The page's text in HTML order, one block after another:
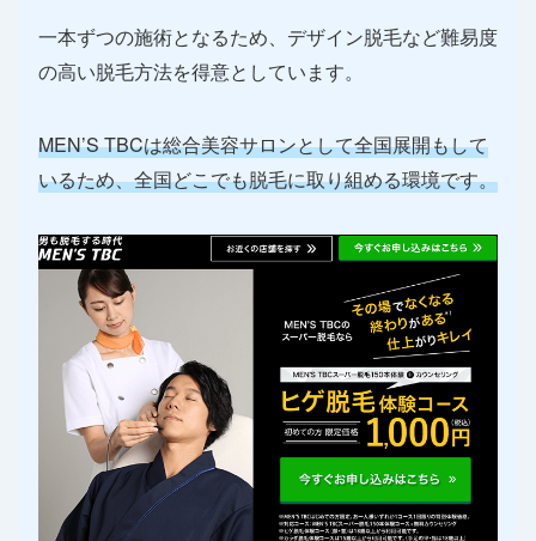
一本ずつの施術となるため、デザイン脱毛など難易度
の高い脱毛方法を得意としています。
MEN’S TBCは総合美容サロンとして全国展開もして
いるため、全国どこでも脱毛に取り組める環境です。